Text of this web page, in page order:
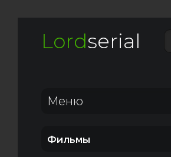
Lordserial
Меню
Фильмы